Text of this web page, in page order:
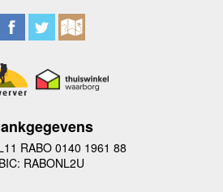
RABO 0140 1961 88
BIC: RABONL2U